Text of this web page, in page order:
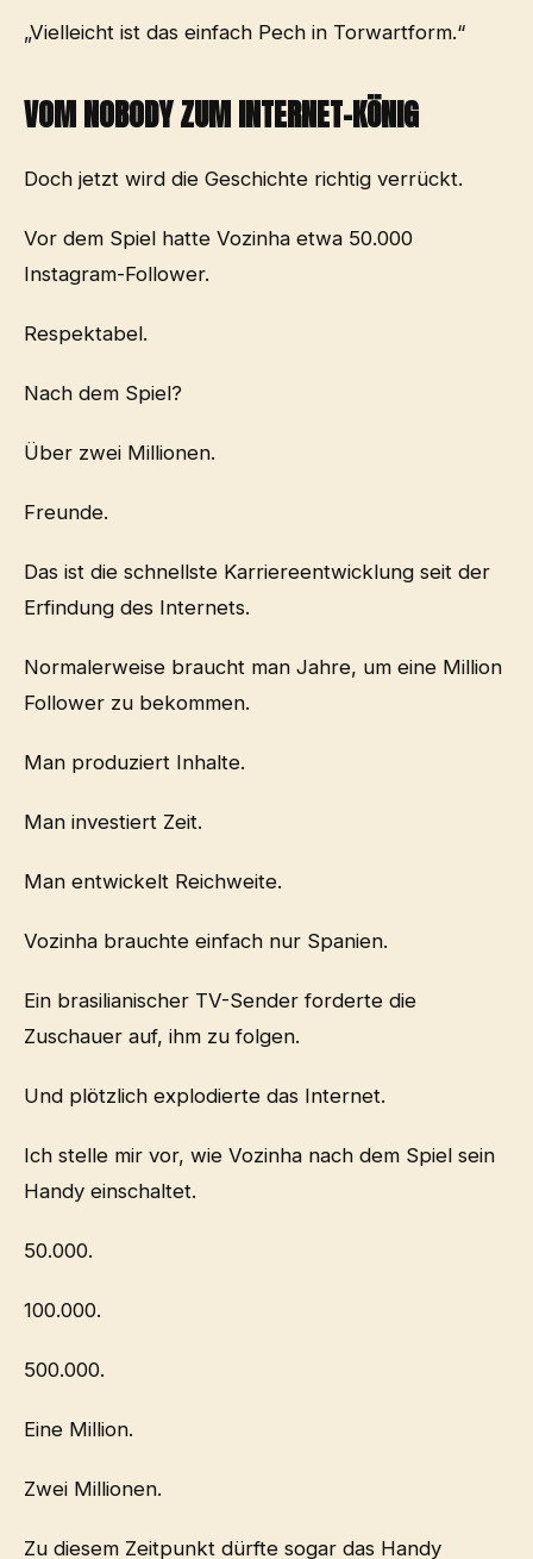
„Vielleicht ist das einfach Pech in Torwartform.“
VOM NOBODY ZUM INTERNET-KÖNIG
Doch jetzt wird die Geschichte richtig verrückt.
Vor dem Spiel hatte Vozinha etwa 50.000
Instagram-Follower.
Respektabel.
Nach dem Spiel?
Über zwei Millionen.
Freunde.
Das ist die schnellste Karriereentwicklung seit der
Erfindung des Internets.
Normalerweise braucht man Jahre, um eine Million
Follower zu bekommen.
Man produziert Inhalte.
Man investiert Zeit.
Man entwickelt Reichweite.
Vozinha brauchte einfach nur Spanien.
Ein brasilianischer TV-Sender forderte die
Zuschauer auf, ihm zu folgen.
Und plötzlich explodierte das Internet.
Ich stelle mir vor, wie Vozinha nach dem Spiel sein
Handy einschaltet.
50.000.
100.000.
500.000.
Eine Million.
Zwei Millionen.
Zu diesem Zeitpunkt dürfte sogar das Handy